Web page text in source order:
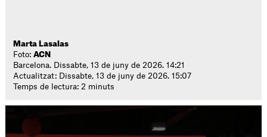
Marta Lasalas
Foto:ACN
Barcelona. Dissabte, 13 de juny de 2026. 14:21
Actualitzat: Dissabte, 13 de juny de 2026. 15:07
Temps de lectura: 2 minuts